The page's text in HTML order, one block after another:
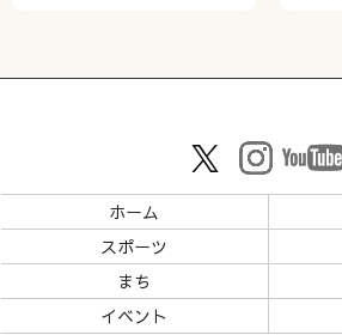
ホーム
スポーツ
まち
イベント